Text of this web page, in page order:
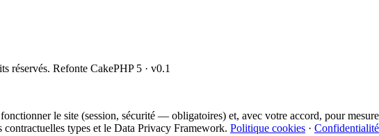
réservés. Refonte CakePHP 5 · v0.1
le site (session, sécurité — obligatoires) et, avec votre accord, pour
contractuelles types et le Data Privacy Framework. Politique cookies · Confidentialité